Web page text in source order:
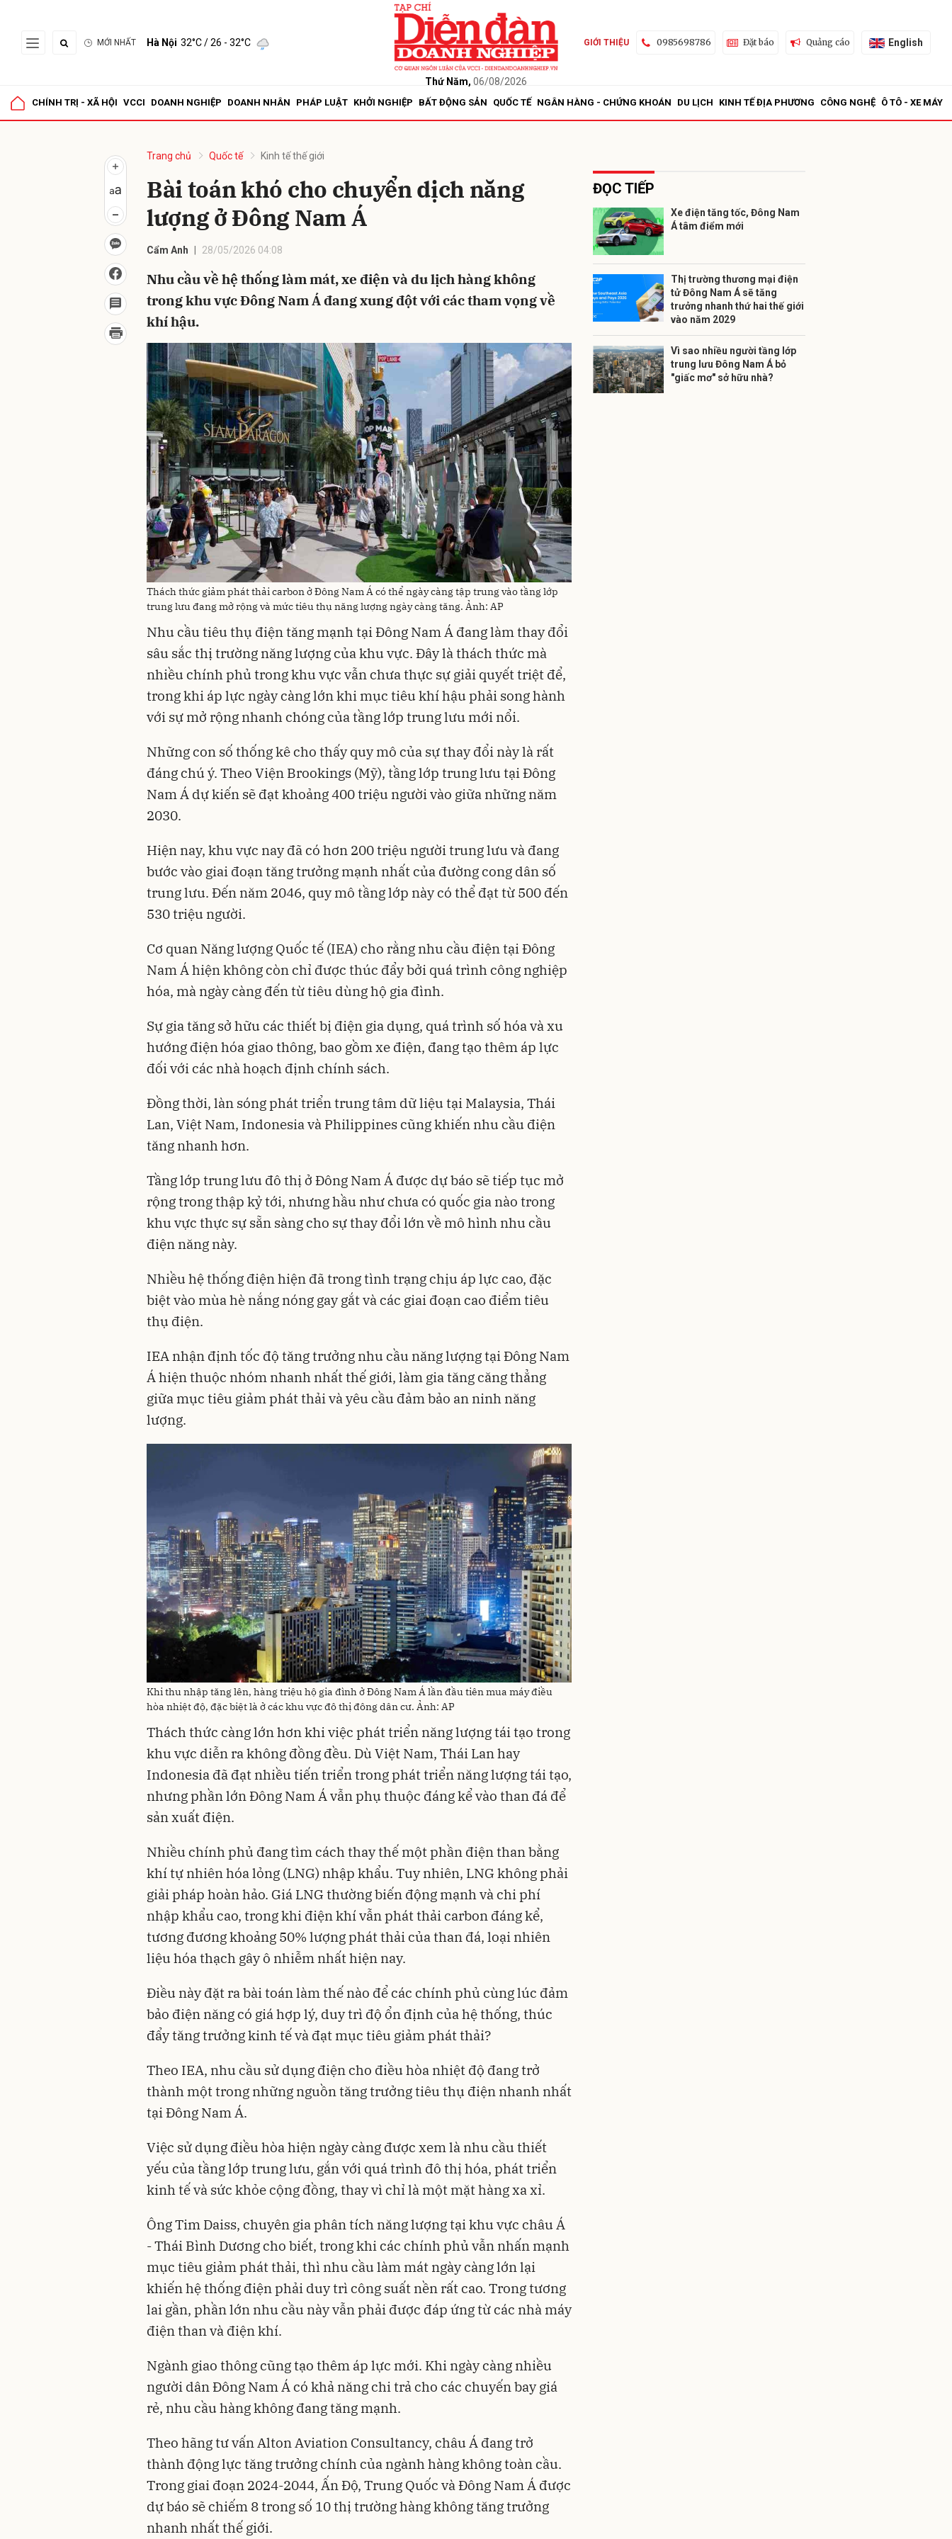
MỚI NHẤT Hà Nội 32°C/ 26 - 32°C
Thứ Năm, 06/08/2026
GIỚI THIỆU 0985698786 Đặt báo Quảng cáo English
CHÍNH TRỊ - XÃ HỘI VCCI DOANH NGHIỆP DOANH NHÂN PHÁP LUẬT KHỞI NGHIỆP BẤT ĐỘNG SẢN QUỐC TẾ NGÂN HÀNG - CHỨNG KHOÁN DU LỊCH KINH TẾ ĐỊA PHƯƠNG CÔNG NGHỆ Ô TÔ - XE MÁY
Trang chủ Quốc tế Kinh tế thế giới
Bài toán khó cho chuyển dịch năng
lượng ở Đông Nam Á
Cẩm Anh 28/05/2026 04:08
Nhu cầu về hệ thống làm mát, xe điện và du lịch hàng không
trong khu vực Đông Nam Á đang xung đột với các tham vọng về
khí hậu.
Thách thức giảm phát thải carbon ở Đông Nam Á có thể ngày càng tập trung vào tầng lớp
trung lưu đang mở rộng và mức tiêu thụ năng lượng ngày càng tăng. Ảnh: AP
Nhu cầu tiêu thụ điện tăng mạnh tại Đông Nam Á đang làm thay đổi
sâu sắc thị trường năng lượng của khu vực. Đây là thách thức mà
nhiều chính phủ trong khu vực vẫn chưa thực sự giải quyết triệt để,
trong khi áp lực ngày càng lớn khi mục tiêu khí hậu phải song hành
với sự mở rộng nhanh chóng của tầng lớp trung lưu mới nổi.
Những con số thống kê cho thấy quy mô của sự thay đổi này là rất
đáng chú ý. Theo Viện Brookings (Mỹ), tầng lớp trung lưu tại Đông
Nam Á dự kiến sẽ đạt khoảng 400 triệu người vào giữa những năm
2030.
Hiện nay, khu vực nay đã có hơn 200 triệu người trung lưu và đang
bước vào giai đoạn tăng trưởng mạnh nhất của đường cong dân số
trung lưu. Đến năm 2046, quy mô tầng lớp này có thể đạt từ 500 đến
530 triệu người.
Cơ quan Năng lượng Quốc tế (IEA) cho rằng nhu cầu điện tại Đông
Nam Á hiện không còn chỉ được thúc đẩy bởi quá trình công nghiệp
hóa, mà ngày càng đến từ tiêu dùng hộ gia đình.
Sự gia tăng sở hữu các thiết bị điện gia dụng, quá trình số hóa và xu
hướng điện hóa giao thông, bao gồm xe điện, đang tạo thêm áp lực
đối với các nhà hoạch định chính sách.
Đồng thời, làn sóng phát triển trung tâm dữ liệu tại Malaysia, Thái
Lan, Việt Nam, Indonesia và Philippines cũng khiến nhu cầu điện
tăng nhanh hơn.
Tầng lớp trung lưu đô thị ở Đông Nam Á được dự báo sẽ tiếp tục mở
rộng trong thập kỷ tới, nhưng hầu như chưa có quốc gia nào trong
khu vực thực sự sẵn sàng cho sự thay đổi lớn về mô hình nhu cầu
điện năng này.
Nhiều hệ thống điện hiện đã trong tình trạng chịu áp lực cao, đặc
biệt vào mùa hè nắng nóng gay gắt và các giai đoạn cao điểm tiêu
thụ điện.
IEA nhận định tốc độ tăng trưởng nhu cầu năng lượng tại Đông Nam
Á hiện thuộc nhóm nhanh nhất thế giới, làm gia tăng căng thẳng
giữa mục tiêu giảm phát thải và yêu cầu đảm bảo an ninh năng
lượng.
Khi thu nhập tăng lên, hàng triệu hộ gia đình ở Đông Nam Á lần đầu tiên mua máy điều
hòa nhiệt độ, đặc biệt là ở các khu vực đô thị đông dân cư. Ảnh: AP
Thách thức càng lớn hơn khi việc phát triển năng lượng tái tạo trong
khu vực diễn ra không đồng đều. Dù Việt Nam, Thái Lan hay
Indonesia đã đạt nhiều tiến triển trong phát triển năng lượng tái tạo,
nhưng phần lớn Đông Nam Á vẫn phụ thuộc đáng kể vào than đá để
sản xuất điện.
Nhiều chính phủ đang tìm cách thay thế một phần điện than bằng
khí tự nhiên hóa lỏng (LNG) nhập khẩu. Tuy nhiên, LNG không phải
giải pháp hoàn hảo. Giá LNG thường biến động mạnh và chi phí
nhập khẩu cao, trong khi điện khí vẫn phát thải carbon đáng kể,
tương đương khoảng 50% lượng phát thải của than đá, loại nhiên
liệu hóa thạch gây ô nhiễm nhất hiện nay.
Điều này đặt ra bài toán làm thế nào để các chính phủ cùng lúc đảm
bảo điện năng có giá hợp lý, duy trì độ ổn định của hệ thống, thúc
đẩy tăng trưởng kinh tế và đạt mục tiêu giảm phát thải?
Theo IEA, nhu cầu sử dụng điện cho điều hòa nhiệt độ đang trở
thành một trong những nguồn tăng trưởng tiêu thụ điện nhanh nhất
tại Đông Nam Á.
Việc sử dụng điều hòa hiện ngày càng được xem là nhu cầu thiết
yếu của tầng lớp trung lưu, gắn với quá trình đô thị hóa, phát triển
kinh tế và sức khỏe cộng đồng, thay vì chỉ là một mặt hàng xa xỉ.
Ông Tim Daiss, chuyên gia phân tích năng lượng tại khu vực châu Á
- Thái Bình Dương cho biết, trong khi các chính phủ vẫn nhấn mạnh
mục tiêu giảm phát thải, thì nhu cầu làm mát ngày càng lớn lại
khiến hệ thống điện phải duy trì công suất nền rất cao. Trong tương
lai gần, phần lớn nhu cầu này vẫn phải được đáp ứng từ các nhà máy
điện than và điện khí.
Ngành giao thông cũng tạo thêm áp lực mới. Khi ngày càng nhiều
người dân Đông Nam Á có khả năng chi trả cho các chuyến bay giá
rẻ, nhu cầu hàng không đang tăng mạnh.
Theo hãng tư vấn Alton Aviation Consultancy, châu Á đang trở
thành động lực tăng trưởng chính của ngành hàng không toàn cầu.
Trong giai đoạn 2024-2044, Ấn Độ, Trung Quốc và Đông Nam Á được
dự báo sẽ chiếm 8 trong số 10 thị trường hàng không tăng trưởng
nhanh nhất thế giới.
ĐỌC TIẾP
Xe điện tăng tốc, Đông Nam
Á tâm điểm mới
Thị trường thương mại điện
tử Đông Nam Á sẽ tăng
trưởng nhanh thứ hai thế giới
vào năm 2029
Vì sao nhiều người tầng lớp
trung lưu Đông Nam Á bỏ
"giấc mơ" sở hữu nhà?
Gửi